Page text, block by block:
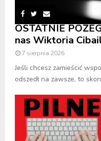
OSTATNIE
nas Wiktoria
7 sierpnia 2026
Jeśli chcesz zamieścić
odszedł na zawsze, to